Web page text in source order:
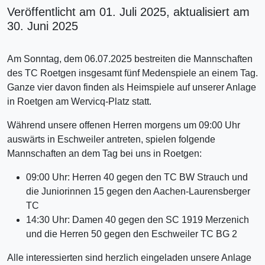
Veröffentlicht am 01. Juli 2025, aktualisiert am
30. Juni 2025
Am Sonntag, dem 06.07.2025 bestreiten die Mannschaften
des TC Roetgen insgesamt fünf Medenspiele an einem Tag.
Ganze vier davon finden als Heimspiele auf unserer Anlage
in Roetgen am Wervicq-Platz statt.
Während unsere offenen Herren morgens um 09:00 Uhr
auswärts in Eschweiler antreten, spielen folgende
Mannschaften an dem Tag bei uns in Roetgen:
09:00 Uhr: Herren 40 gegen den TC BW Strauch und
die Juniorinnen 15 gegen den Aachen-Laurensberger
TC
14:30 Uhr: Damen 40 gegen den SC 1919 Merzenich
und die Herren 50 gegen den Eschweiler TC BG 2
Alle interessierten sind herzlich eingeladen unsere Anlage